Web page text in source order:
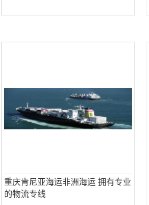
重庆肯尼亚海运非洲海运 拥有专业
的物流专线